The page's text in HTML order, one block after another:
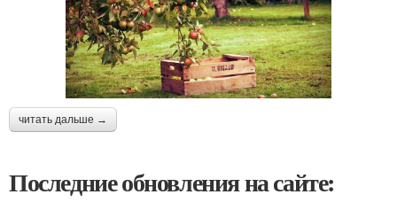
читать дальше →
Последние обновления на сайте: